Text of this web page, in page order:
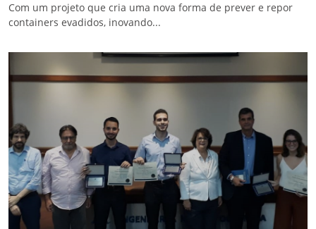
Com um projeto que cria uma nova forma de prever e repor
containers evadidos, inovando...